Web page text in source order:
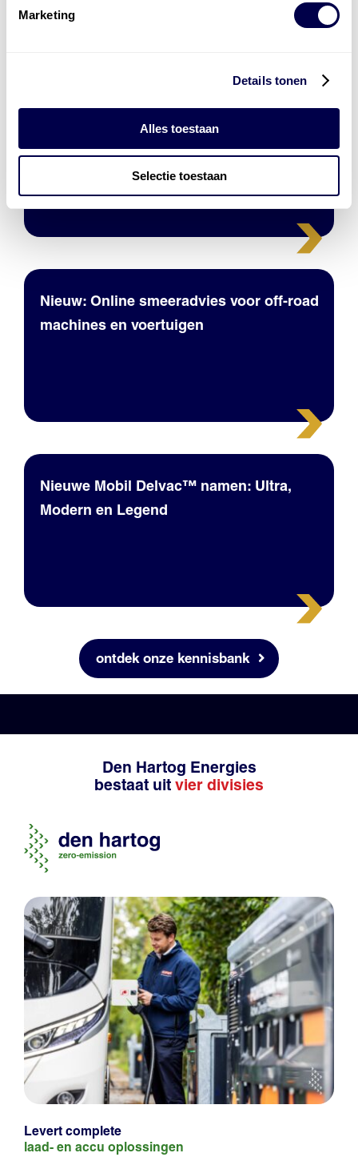
Marketing
Details tonen
Alles toestaan
Selectie toestaan
Mobil 1 50 jaar – Ready for Whats Next
Nieuw: Online smeeradvies voor off-road
machines en voertuigen
Nieuwe Mobil Delvac™ namen: Ultra,
Modern en Legend
ontdek onze kennisbank
Den Hartog Energies
bestaat uit vier divisies
Levert complete
laad- en accu oplossingen